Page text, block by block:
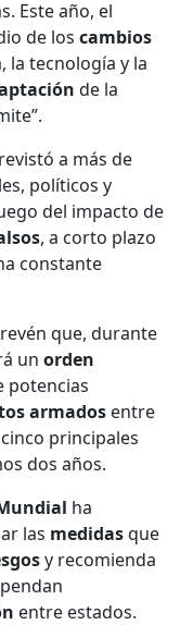
Este año, el
de loscambios
la tecnología y la
de la
a más de
políticos y
del impacto de
, a corto plazo
constante
que, durante
unorden
potencias
armados entre
principales
dos años.
ha
las medidasque
y recomienda
entre estados.